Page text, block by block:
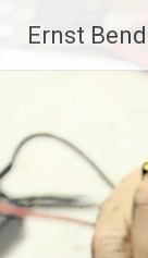
naar
de
Ernst